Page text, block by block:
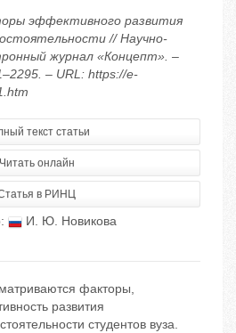
эффективного развития
// Научно-
журнал «Концепт». –
– URL: https://e-
текст статьи
Читать онлайн
в РИНЦ
И. Ю. Новикова
факторы,
развития
студентов вуза.